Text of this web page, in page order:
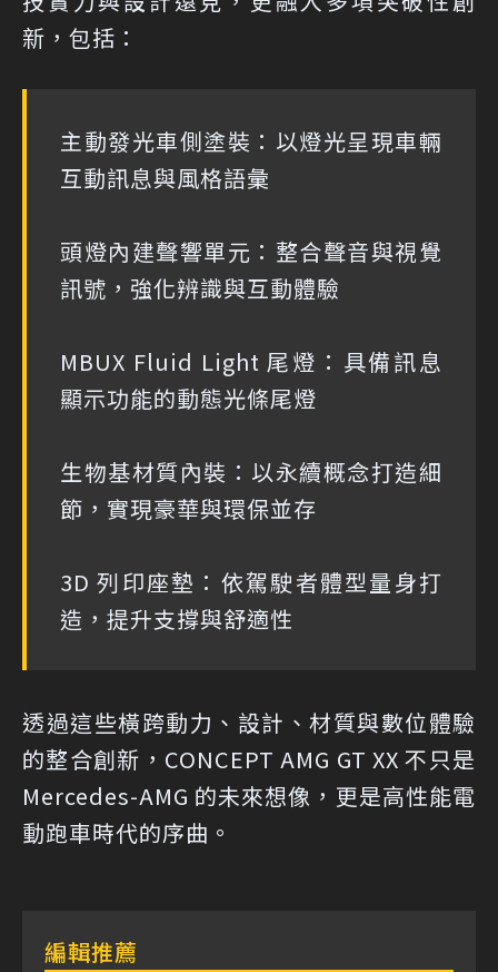
新，包括：
主動發光車側塗裝：以燈光呈現車輛
互動訊息與風格語彙
頭燈內建聲響單元：整合聲音與視覺
訊號，強化辨識與互動體驗
MBUX Fluid Light 尾燈：具備訊息
顯示功能的動態光條尾燈
生物基材質內裝：以永續概念打造細
節，實現豪華與環保並存
3D 列印座墊：依駕駛者體型量身打
造，提升支撐與舒適性
透過這些橫跨動力、設計、材質與數位體驗
的整合創新，CONCEPT AMG GT XX 不只是
Mercedes-AMG 的未來想像，更是高性能電
動跑車時代的序曲。
編輯推薦